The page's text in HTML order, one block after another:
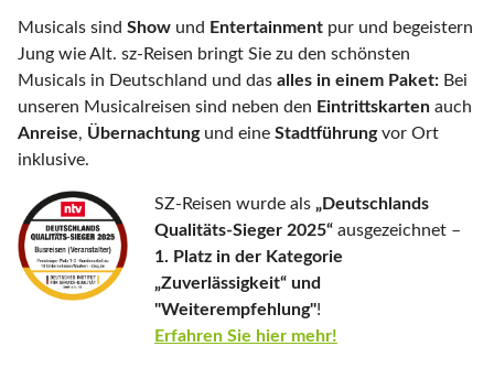
Musicals sind Show und Entertainment pur und begeistern
Jung wie Alt. sz-Reisen bringt Sie zu den schönsten
Musicals in Deutschland und das alles in einem Paket: Bei
unseren Musicalreisen sind neben den Eintrittskarten auch
Anreise, Übernachtungund eine Stadtführungvor Ort
inklusive.
SZ-Reisen wurde als „Deutschlands
Qualitäts-Sieger 2025“ ausgezeichnet –
1. Platz in der Kategorie
„Zuverlässigkeit“ und
"Weiterempfehlung"!
Erfahren Sie hier mehr!